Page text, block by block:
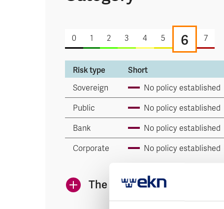
0 1 2 3 4 5 6 7
Risk type Short
Sovereign No policy established
Public No policy established
Bank No policy established
Corporate No policy established
The icons indicate EKN's